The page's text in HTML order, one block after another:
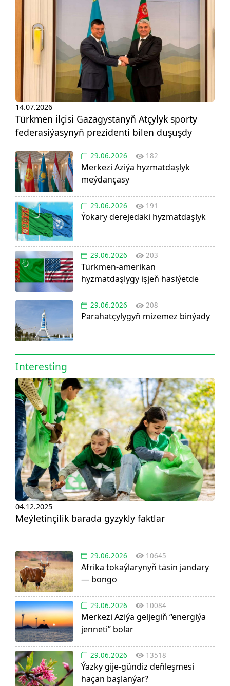
14.07.2026
Türkmen ilçisi Gazagystanyň Atçylyk sporty
federasiýasynyň prezidenti bilen duşuşdy
29.06.2026 182
Merkezi Aziýa hyzmatdaşlyk
meýdançasy
29.06.2026 191
Ýokary derejedäki hyzmatdaşlyk
29.06.2026 203
Türkmen-amerikan
hyzmatdaşlygy işjeň häsiýetde
29.06.2026 208
Parahatçylygyň mizemez binýady
Interesting
04.12.2025
Meýletinçilik barada gyzykly faktlar
29.06.2026 10645
Afrika tokaýlarynyň täsin jandary
— bongo
29.06.2026 10084
Merkezi Aziýa geljegiň “energiýa
jenneti” bolar
29.06.2026 13518
Ýazky gije-gündiz deňleşmesi
haçan başlanýar?